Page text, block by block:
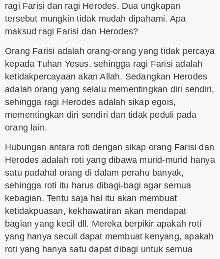
ragi Farisi dan ragi Herodes. Dua ungkapan
tersebut mungkin tidak mudah dipahami. Apa
maksud ragi Farisi dan Herodes?
Orang Farisi adalah orang-orang yang tidak percaya
kepada Tuhan Yesus, sehingga ragi Farisi adalah
ketidakpercayaan akan Allah. Sedangkan Herodes
adalah orang yang selalu mementingkan diri sendiri,
sehingga ragi Herodes adalah sikap egois,
mementingkan diri sendiri dan tidak peduli pada
orang lain.
Hubungan antara roti dengan sikap orang Farisi dan
Herodes adalah roti yang dibawa murid-murid hanya
satu padahal orang di dalam perahu banyak,
sehingga roti itu harus dibagi-bagi agar semua
kebagian. Tentu saja hal itu akan membuat
ketidakpuasan, kekhawatiran akan mendapat
bagian yang kecil dll. Mereka berpikir apakah roti
yang hanya secuil dapat membuat kenyang, apakah
roti yang hanya satu dapat dibagi untuk semua